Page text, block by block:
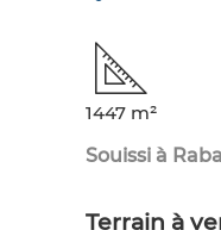
1447 m²
Souissi à
Terrain à